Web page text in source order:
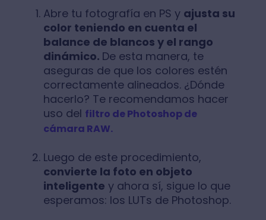
Abre tu fotografía en PS y ajusta su
color teniendo en cuenta el
balance de blancos y el rango
dinámico. De esta manera, te
aseguras de que los colores estén
correctamente alineados. ¿Dónde
hacerlo? Te recomendamos hacer
uso del filtro de Photoshop de
cámara RAW.
Luego de este procedimiento,
convierte la foto en objeto
inteligente y ahora sí, sigue lo que
esperamos: los LUTs de Photoshop.